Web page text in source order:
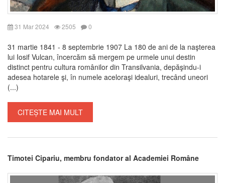
31 Mar 2024 2505 0
31 martie 1841 - 8 septembrie 1907 La 180 de ani de la naşterea
lui Iosif Vulcan, încercăm să mergem pe urmele unui destin
distinct pentru cultura românilor din Transilvania, depăşindu-i
adesea hotarele şi, în numele aceloraşi idealuri, trecând uneori
(...)
CITEȘTE MAI MULT
Timotei Cipariu, membru fondator al Academiei Române